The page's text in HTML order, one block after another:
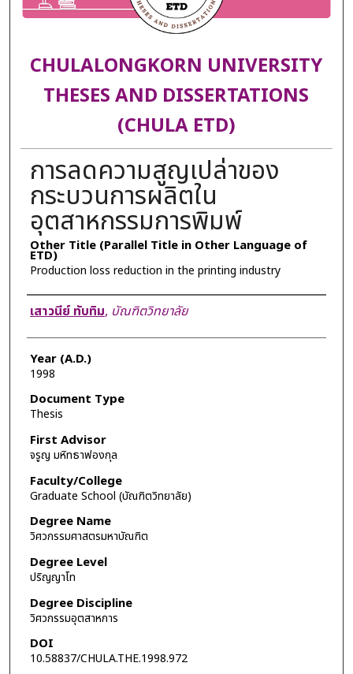
CHULALONGKORN UNIVERSITY
THESES AND DISSERTATIONS
(CHULA ETD)
การลดความสูญเปล่าของ
กระบวนการผลิตใน
อุตสาหกรรมการพิมพ์
Other Title (Parallel Title in Other Language of
ETD)
Production loss reduction in the printing industry
Author
เสาวนีย์ ทับทิม, บัณฑิตวิทยาลัย
Year (A.D.)
1998
Document Type
Thesis
First Advisor
จรูญ มหิทธาฟองกุล
Faculty/College
Graduate School (บัณฑิตวิทยาลัย)
Degree Name
วิศวกรรมศาสตรมหาบัณฑิต
Degree Level
ปริญญาโท
Degree Discipline
วิศวกรรมอุตสาหการ
DOI
10.58837/CHULA.THE.1998.972